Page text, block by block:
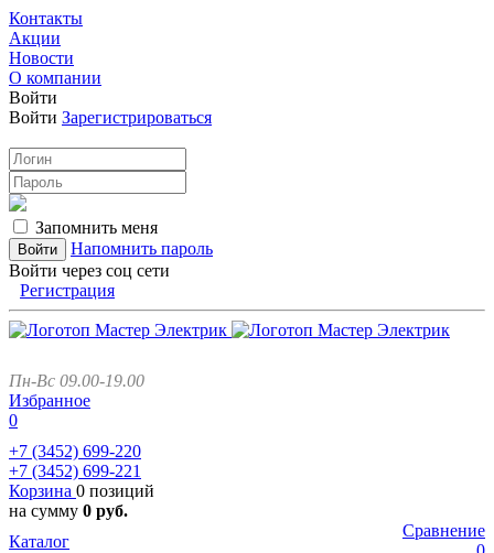
Контакты
Акции
Новости
О компании
Войти
Войти Зарегистрироваться
Запомнить меня
Напомнить пароль
Войти через соц сети
Регистрация
Пн-Вс 09.00-19.00
Избранное
0
+7 (3452) 699-220
+7 (3452) 699-221
Корзина 0 позиций
на сумму 0 руб.
Сравнение
Каталог